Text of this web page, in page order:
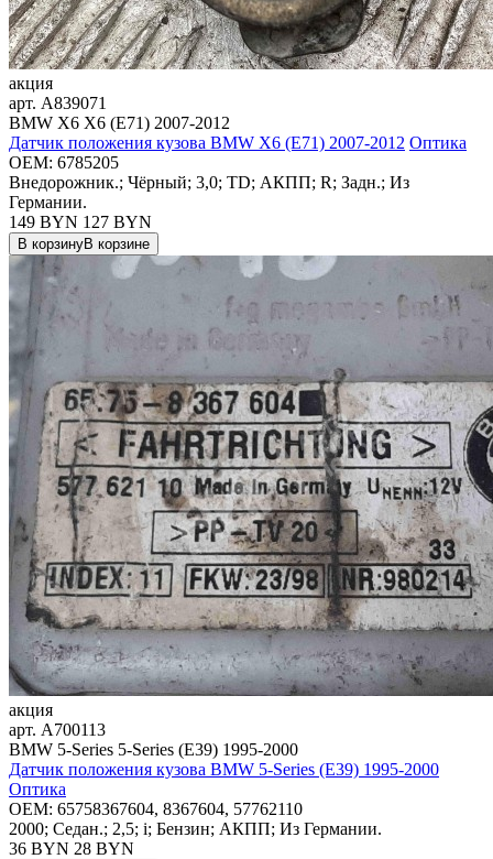
акция
арт. A839071
BMW X6 X6 (E71) 2007-2012
Датчик положения кузова BMW X6 (E71) 2007-2012 Оптика
OEM: 6785205
Внедорожник.; Чёрный; 3,0; TD; АКПП; R; Задн.; Из
Германии.
149 BYN 127 BYN
В корзинуВ корзине
акция
арт. A700113
BMW 5-Series 5-Series (E39) 1995-2000
Датчик положения кузова BMW 5-Series (E39) 1995-2000
Оптика
OEM: 65758367604, 8367604, 57762110
2000; Седан.; 2,5; i; Бензин; АКПП; Из Германии.
36 BYN 28 BYN